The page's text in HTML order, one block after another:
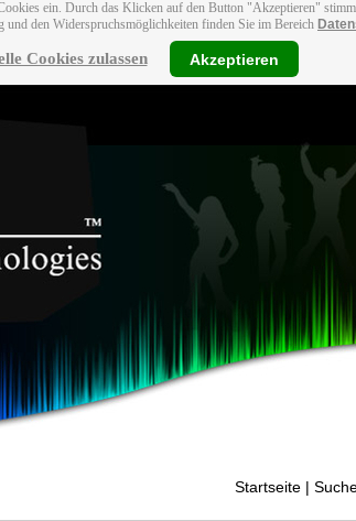
ein. Durch das Klicken auf den Button "Akzeptieren"
und den Widerspruchsmöglichkeiten finden Sie im Bereich
Cookies zulassen Akzeptieren
Startseite |